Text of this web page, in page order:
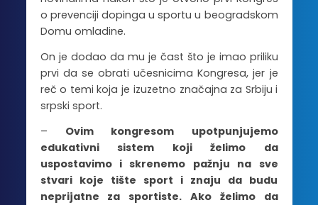
o prevenciji dopinga u sportu u beogradskom
Domu omladine.
On je dodao da mu je čast što je imao priliku
prvi da se obrati učesnicima Kongresa, jer je
reč o temi koja je izuzetno značajna za Srbiju i
srpski sport.
– Ovim kongresom upotpunjujemo
edukativni sistem koji želimo da
uspostavimo i skrenemo pažnju na sve
stvari koje tište sport i znaju da budu
neprijatne za sportiste. Ako želimo da